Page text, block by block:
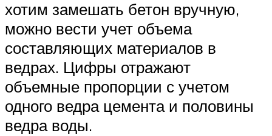
хотим замешать бетон вручную,
можно вести учет объема
составляющих материалов в
ведрах. Цифры отражают
объемные пропорции с учетом
одного ведра цемента и половины
ведра воды.